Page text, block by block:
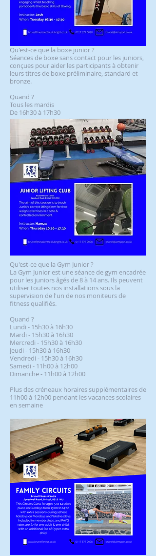
Qu'est-ce que la boxe junior ?
Séances de boxe sans contact pour les juniors,
conçues pour aider les participants à obtenir
leurs titres de boxe préliminaire, standard et
bronze.
Quand ?
Tous les mardis
De 16h30 à 17h30
Qu'est-ce que la Gym Junior ?
La Gym Junior est une séance de gym encadrée
pour les juniors âgés de 8 à 14 ans. Ils peuvent
utiliser toutes nos installations sous la
supervision de l'un de nos moniteurs de
fitness qualifiés.
Quand ?
Lundi - 15h30 à 16h30
Mardi - 15h30 à 16h30
Mercredi - 15h30 à 16h30
Jeudi - 15h30 à 16h30
Vendredi - 15h30 à 16h30
Samedi - 11h00 à 12h00
Dimanche - 11h00 à 12h00
Plus des créneaux horaires supplémentaires de
11h00 à 12h00 pendant les vacances scolaires
en semaine